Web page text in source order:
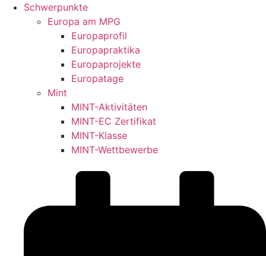
Schwerpunkte
Europa am MPG
Europaprofil
Europapraktika
Europaprojekte
Europatage
Mint
MINT-Aktivitäten
MINT-EC Zertifikat
MINT-Klasse
MINT-Wettbewerbe